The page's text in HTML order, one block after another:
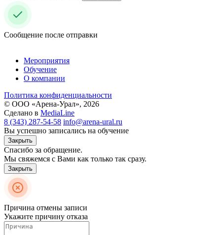
Сообщение после отправки
Мероприятия
Обучение
О компании
Политика конфиденциальности
© ООО «Арена-Урал», 2026
Сделано в MediaLine
8 (343) 287-54-58 info@arena-ural.ru
Вы успешно записались на обучение
Закрыть
Спасибо за обращение.
Мы свяжемся с Вами как только так сразу.
Закрыть
Причина отмены записи
Укажите причину отказа